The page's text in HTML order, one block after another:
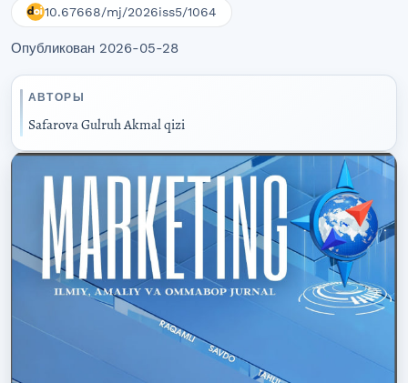
10.67668/mj/2026iss5/1064
Опубликован 2026-05-28
АВТОРЫ
Safarova Gulruh Akmal qizi